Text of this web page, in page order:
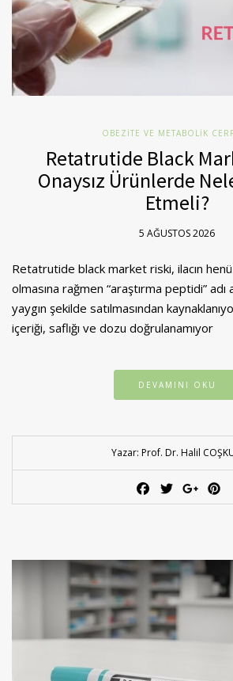
OBEZITE VE METABOLIK
Retatrutide Black
Onaysız Ürünlerde
Etmeli?
5 AĞUSTOS 2026
Retatrutide black market riski, ilacın
olmasına rağmen “araştırma peptidi”
yaygın şekilde satılmasından
içeriği, saflığı ve dozu doğrulanamıyor
DEVAMINI OKU
Yazar: Prof. Dr. Halil